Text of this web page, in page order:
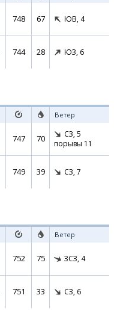
748 67 ЮВ, 4
744 28 ЮЗ, 6
Ветер
747 70 СЗ, 5
порывы 11
749 39 СЗ, 7
Ветер
752 75 ЗСЗ, 4
751 33 СЗ, 6